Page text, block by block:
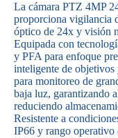
La cámara PTZ 4MP
proporciona vigilancia
óptico de 24x y visión
Equipada con
y PFA para enfoque
inteligente de
para monitoreo de
baja luz, garantizando
reduciendo
Resistente a
IP66 y rango operativo